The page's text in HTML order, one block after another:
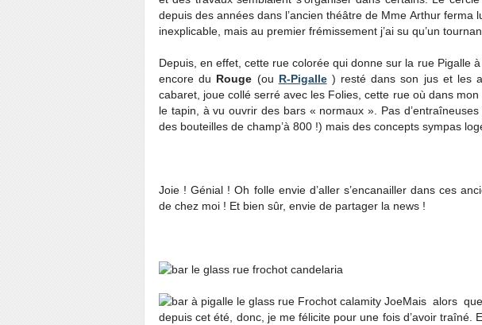
depuis des années dans l’ancien théâtre de Mme Arthur ferma
inexplicable, mais au premier frémissement j’ai su qu’un
Depuis, en effet, cette rue colorée qui donne sur la rue Pigalle
encore du Rouge (ou R-Pigalle) resté dans son jus et les
cabaret, joue collé serré avec les Folies, cette rue où dans
le tapin, à vu ouvrir des bars « normaux ». Pas
des bouteilles de champ’à 800 !) mais des concepts sympas
Joie ! Génial ! Oh folle envie d’aller s’encanailler dans ces
de chez moi ! Et bien sûr, envie de partager la news !
Mais alors
depuis cet été, donc, je me félicite pour une fois d’avoir traîné.